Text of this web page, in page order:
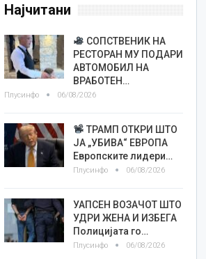
Најчитани
СОПСТВЕНИК НА
РЕСТОРАН МУ ПОДАРИ
АВТОМОБИЛ НА
ВРАБОТЕН…
Плусинфо 06/08/2026
ТРАМП ОТКРИ ШТО
ЈА „УБИВА“ ЕВРОПА
Европските лидери…
Плусинфо 06/08/2026
УАПСЕН ВОЗАЧОТ ШТО
УДРИ ЖЕНА И ИЗБЕГА
Полицијата го…
Плусинфо 06/08/2026